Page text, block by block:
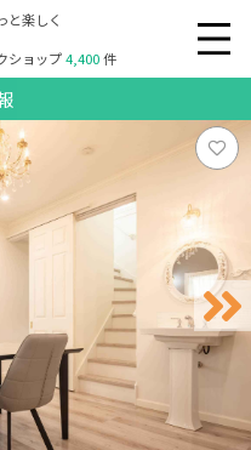
と楽しく
ショップ4,400件